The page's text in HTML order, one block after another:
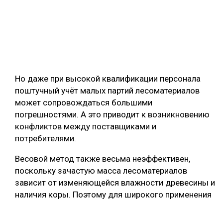
Но даже при высокой квалификации персонала
поштучный учёт малых партий лесоматериалов
может сопровождаться большими
погрешностями. А это приводит к возникновению
конфликтов между поставщиками и
потребителями.
Весовой метод также весьма неэффективен,
поскольку зачастую масса лесоматериалов
зависит от изменяющейся влажности древесины и
наличия коры. Поэтому для широкого применения